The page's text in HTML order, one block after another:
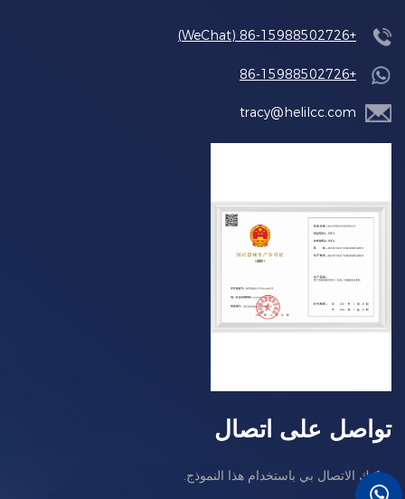
+86-15988502726 (WeChat)
+86-15988502726
tracy@helilcc.com
تواصل على اتصال
يمكنك الاتصال بي باستخدام هذا النموذج.